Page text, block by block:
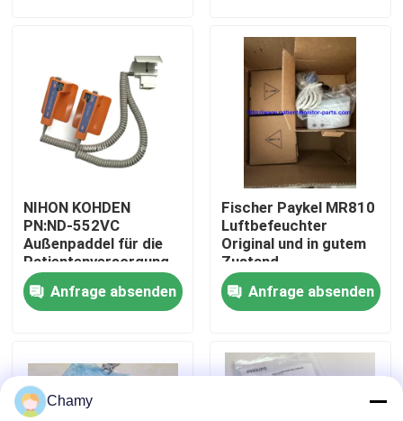
Werksbesichtigung
Kontakt mit uns
Bitte um ein Angebot
Patientenmonitormodul
NIHON KOHDEN
PN:ND-552VC
Außenpaddel für die
Patientenversorgung
Anfrage absenden
Fischer Paykel MR810
Luftbefeuchter
Original und in gutem
Zustand
Anfrage absenden
Chamy